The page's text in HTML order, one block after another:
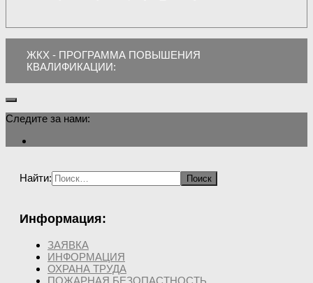
ЖКХ - ПРОГРАММА ПОВЫШЕНИЯ
КВАЛИФИКАЦИИ:
Следите за нами:
Найти:
Информация:
ЗАЯВКА
ИНФОРМАЦИЯ
ОХРАНА ТРУДА
ПОЖАРНАЯ БЕЗОПАСТНОСТЬ